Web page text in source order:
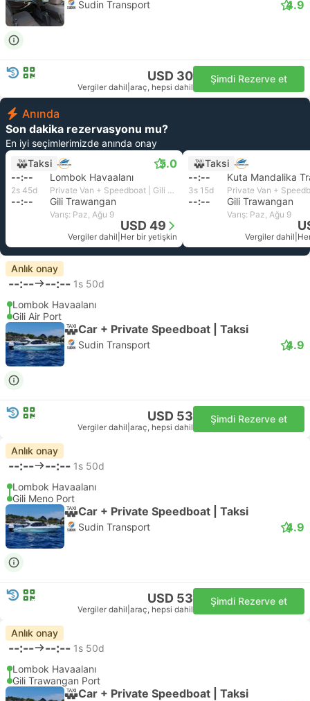
Sudin Transport 4.9
USD 30
Vergiler dahil araç, hepsi dahil
Şimdi Rezerve et
Anında
Son dakika rezervasyonu mu?
En iyi seçimlerimizde anında onay
Taksi
5.0
--:-- Lombok Havaalanı
2s 45d Private Van + Speedboat | Gili Fast Boat
--:-- Gili Trawangan
Varış: Paz, Ağu 9
USD 49
Vergiler dahil Her bir yetişkin
Taksi
--:--
3s 15d
--:-- Gili Trawangan
Varış: Paz, Ağu 9
Vergiler dahil
Anlık onay
--:-- --:-- 1s 50d
Lombok Havaalanı
Gili Air Port
Car + Private Speedboat | Taksi
Sudin Transport 4.9
USD 53
Vergiler dahil araç, hepsi dahil
Şimdi Rezerve et
Anlık onay
--:-- --:-- 1s 50d
Lombok Havaalanı
Gili Meno Port
Car + Private Speedboat | Taksi
Sudin Transport 4.9
USD 53
Vergiler dahil araç, hepsi dahil
Şimdi Rezerve et
Anlık onay
--:-- --:-- 1s 50d
Lombok Havaalanı
Gili Trawangan Port
Car + Private Speedboat | Taksi